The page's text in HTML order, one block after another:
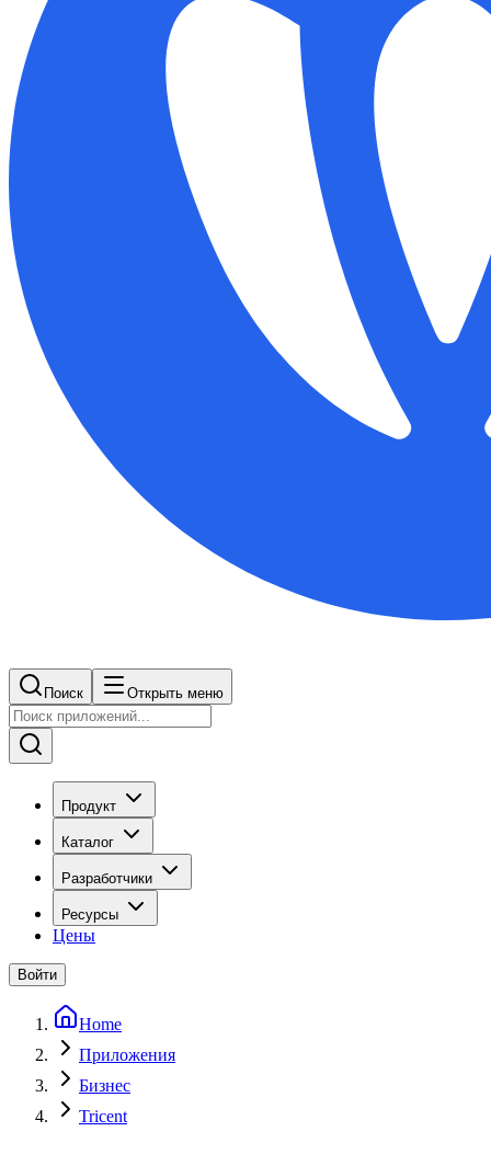
Поиск Открыть меню
Продукт
Каталог
Разработчики
Ресурсы
Цены
Войти
Home
Приложения
Бизнес
Tricent